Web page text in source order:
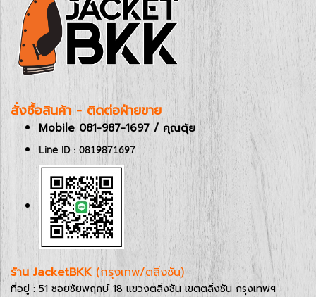
สั่งซื้อสินค้า - ติดต่อฝ่ายขาย
Mobile 081-987-1697 / คุณตุ้ย
Line ID : 0819871697
ร้าน JacketBKK (กรุงเทพ/ตลิ่งชัน)
ที่อยู่ : 51 ซอยชัยพฤกษ์ 18 แขวงตลิ่งชัน เขตตลิ่งชัน กรุงเทพฯ